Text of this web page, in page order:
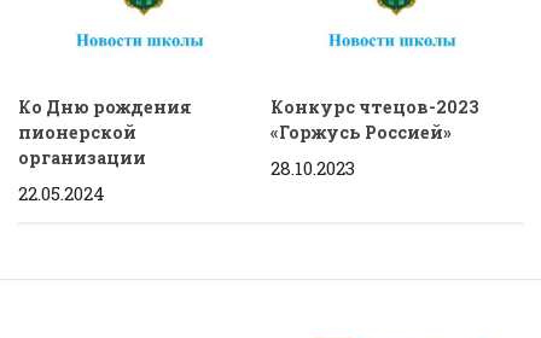
Ко Дню рождения
пионерской
организации
22.05.2024
Конкурс чтецов-2023
«Горжусь Россией»
28.10.2023